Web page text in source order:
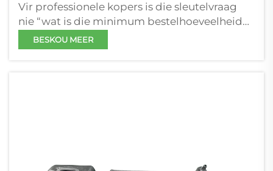
Vir professionele kopers is die sleutelvraag
nie “wat is die minimum bestelhoeveelheid
(MOQ)” nie, maar eerder: Hoe beïnvloed
bestelhoeveelheid, versending en
BESKOU MEER